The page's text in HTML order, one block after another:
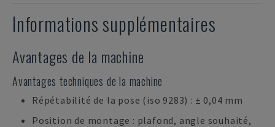
Informations supplémentaires
Avantages de la machine
Avantages techniques de la machine
Répétabilité de la pose (iso 9283) : ± 0,04 mm
Position de montage : plafond, angle souhaité,